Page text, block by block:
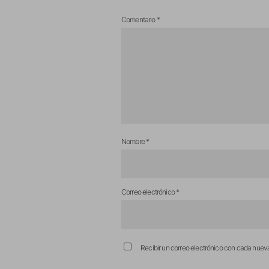
Comentario *
Nombre*
Correo electrónico*
Recibir un correo electrónico con cada